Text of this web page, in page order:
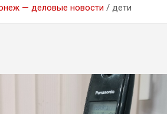
— деловые новости дети